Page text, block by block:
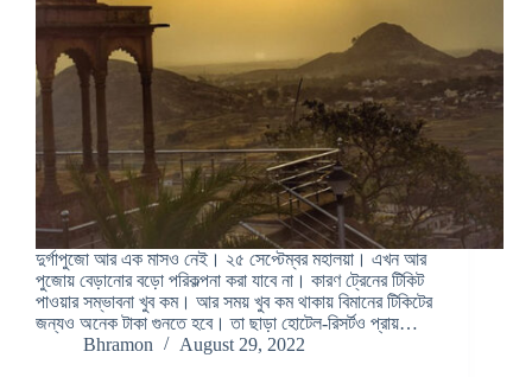
দুর্গাপুজো আর এক মাসও নেই। ২৫ সেপ্টেম্বর মহালয়া। এখন আর
পুজোয় বেড়ানোর বড়ো পরিকল্পনা করা যাবে না। কারণ ট্রেনের টিকিট
পাওয়ার সম্ভাবনা খুব কম। আর সময় খুব কম থাকায় বিমানের টিকিটের
জন্যও অনেক টাকা গুনতে হবে। তা ছাড়া হোটেল-রিসর্টও প্রায়…
Bhramon
August 29, 2022